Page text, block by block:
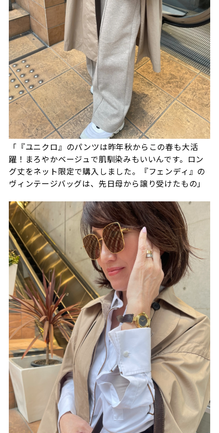
「『ユニクロ』のパンツは昨年秋からこの春も大活
躍！まろやかベージュで肌馴染みもいいんです。ロン
グ丈をネット限定で購入しました。『フェンディ』の
ヴィンテージバッグは、先日母から譲り受けたもの」